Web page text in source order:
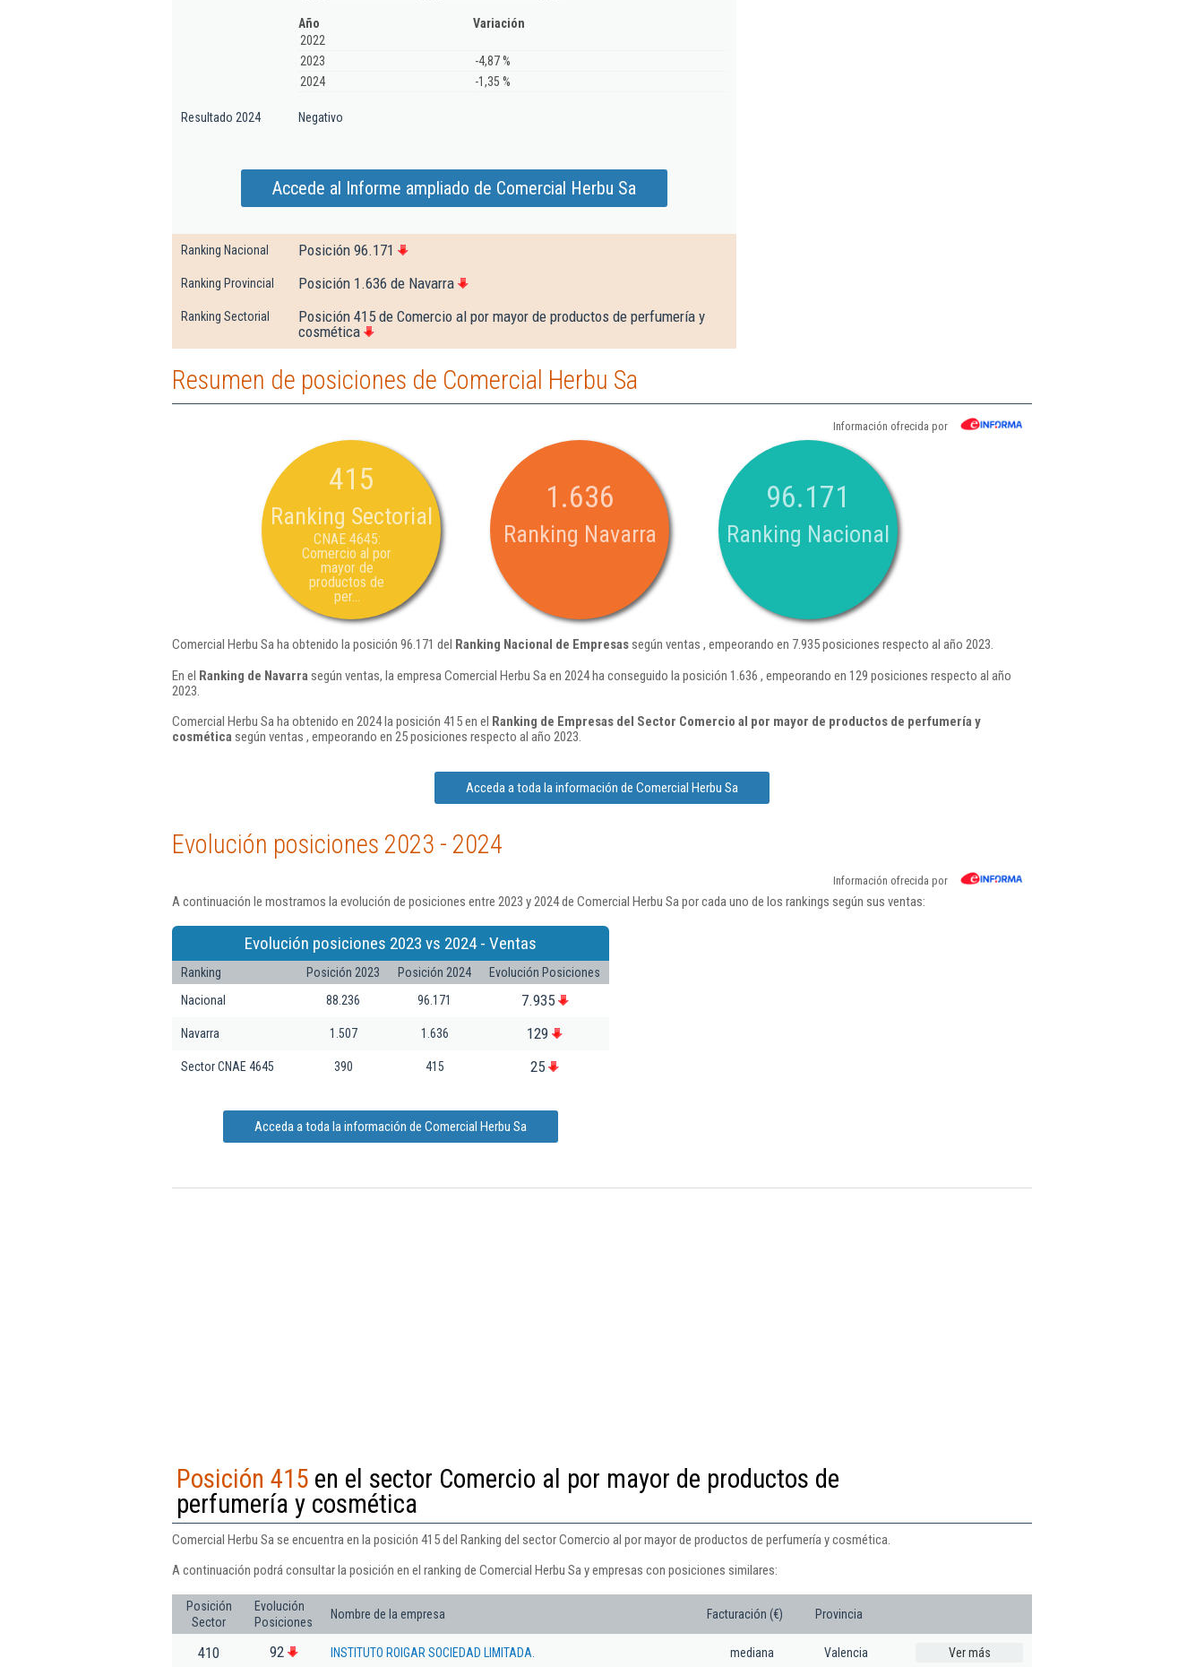
Año
Variación
2022
2023
-4,87 %
2024
-1,35 %
Resultado 2024 Negativo
Accede al Informe ampliado de Comercial Herbu Sa
Ranking Nacional Posición 96.171
Ranking Provincial Posición 1.636 de Navarra
Ranking Sectorial
Posición 415 de Comercio al por mayor de productos de perfumería y
cosmética
Resumen de posiciones de Comercial Herbu Sa
Información ofrecida por
415
Ranking Sectorial
CNAE 4645:
Comercio al por
mayor de
productos de
per...
1.636
Ranking Navarra
96.171
Ranking Nacional
Comercial Herbu Sa ha obtenido la posición 96.171 del Ranking Nacional de Empresassegún ventas , empeorando en 7.935 posiciones respecto al año 2023.
En el Ranking de Navarra según ventas, la empresa Comercial Herbu Sa en 2024 ha conseguido la posición 1.636 , empeorando en 129 posiciones respecto al año
2023.
Comercial Herbu Sa ha obtenido en 2024 la posición 415 en el Ranking de Empresas del Sector Comercio al por mayor de productos de perfumería y
cosméticasegún ventas , empeorando en 25 posiciones respecto al año 2023.
Acceda a toda la información de Comercial Herbu Sa
Evolución posiciones 2023 - 2024
Información ofrecida por
A continuación le mostramos la evolución de posiciones entre 2023 y 2024 de Comercial Herbu Sa por cada uno de los rankings según sus ventas:
Evolución posiciones 2023 vs 2024 - Ventas
Ranking Posición 2023 Posición 2024
Evolución Posiciones
Nacional
88.236 96.171 7.935
Navarra 1.507 1.636 129
Sector CNAE 4645 390 415 25
Acceda a toda la información de Comercial Herbu Sa
Posición 415 en el sector Comercio al por mayor de productos de
perfumería y cosmética
Comercial Herbu Sa se encuentra en la posición 415 del Ranking del sector Comercio al por mayor de productos de perfumería y cosmética.
A continuación podrá consultar la posición en el ranking de Comercial Herbu Sa y empresas con posiciones similares:
Posición
Sector
Evolución
Posiciones
Nombre de la empresa Facturación (€) Provincia
410 92 INSTITUTO ROIGAR SOCIEDAD LIMITADA. mediana Valencia Ver más